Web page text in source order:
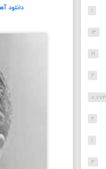
دانلود
۱
۱۳
۲۱
۲
۷,۷۷۳
۲
۱
۳